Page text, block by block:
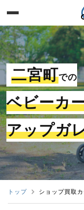
二宮町での
ベビーカ
アップガ
トップ ショップ買取